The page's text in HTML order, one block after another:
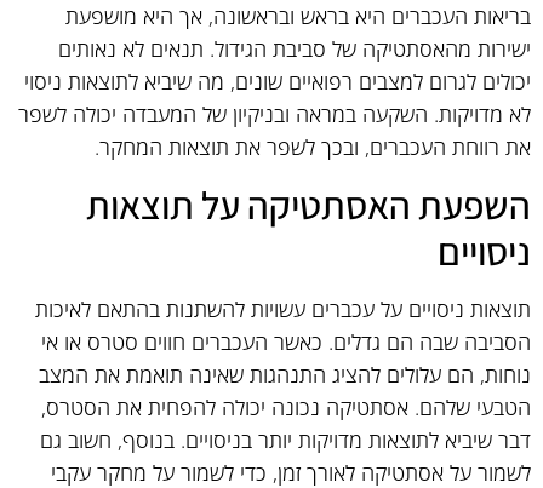
בריאות העכברים היא בראש ובראשונה, אך היא מושפעת
ישירות מהאסתטיקה של סביבת הגידול. תנאים לא נאותים
יכולים לגרום למצבים רפואיים שונים, מה שיביא לתוצאות ניסוי
לא מדויקות. השקעה במראה ובניקיון של המעבדה יכולה לשפר
את רווחת העכברים, ובכך לשפר את תוצאות המחקר.
השפעת האסתטיקה על תוצאות
ניסויים
תוצאות ניסויים על עכברים עשויות להשתנות בהתאם לאיכות
הסביבה שבה הם גדלים. כאשר העכברים חווים סטרס או אי
נוחות, הם עלולים להציג התנהגות שאינה תואמת את המצב
הטבעי שלהם. אסתטיקה נכונה יכולה להפחית את הסטרס,
דבר שיביא לתוצאות מדויקות יותר בניסויים. בנוסף, חשוב גם
לשמור על אסתטיקה לאורך זמן, כדי לשמור על מחקר עקבי